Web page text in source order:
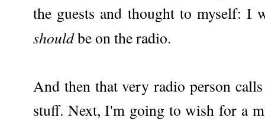
the guests and thought to myself: I
shouldbe on the radio.
And then that very radio person
stuff. Next, I'm going to wish for a